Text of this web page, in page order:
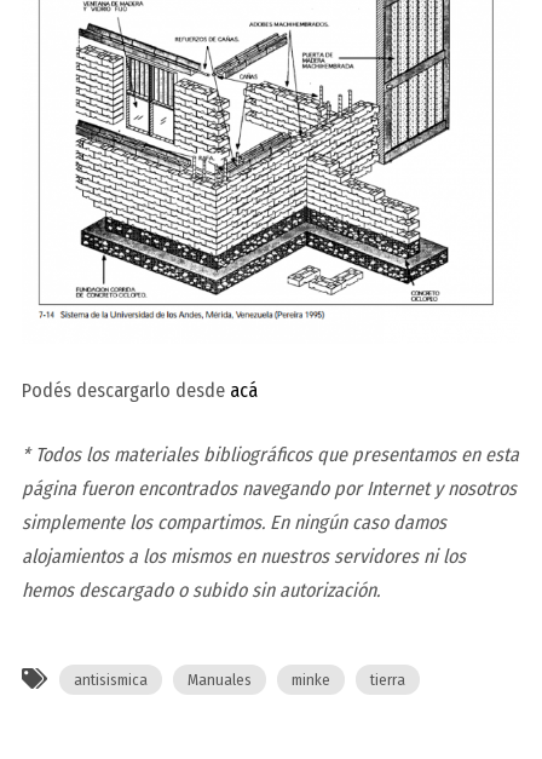
Podés descargarlo desde acá
* Todos los materiales bibliográficos que presentamos en esta
página fueron encontrados navegando por Internet y nosotros
simplemente los compartimos. En ningún caso damos
alojamientos a los mismos en nuestros servidores ni los
hemos descargado o subido sin autorización.
antisismica Manuales minke tierra